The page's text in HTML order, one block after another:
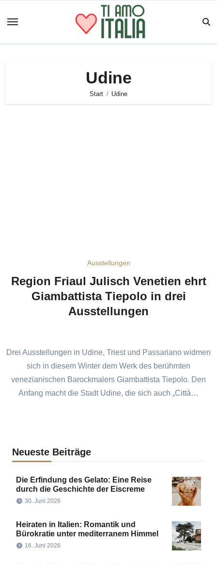
Inhalt
Udine
Start Udine
Ausstellungen
Region Friaul Julisch Venetien ehrt
Giambattista Tiepolo in drei
Ausstellungen
Drei Ausstellungen in Udine, Triest und Passariano widmen
sich in diesem Winter dem Werk des berühmten
venezianischen Barockmalers Giambattista Tiepolo. Den
Anfang macht die Stadt Udine, die sich auch „Città…
Neueste Beiträge
Die Erfindung des Gelato: Eine Reise
durch die Geschichte der Eiscreme
30. Juni 2026
Heiraten in Italien: Romantik und
Bürokratie unter mediterranem Himmel
16. Juni 2026